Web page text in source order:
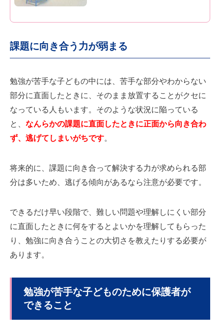
課題に向き合う力が弱まる
勉強が苦手な子どもの中には、苦手な部分やわからない
部分に直面したときに、そのまま放置することがクセに
なっている人もいます。そのような状況に陥っている
と、 なんらかの課題に直面したときに正面から向き合わ
ず、逃げてしまいがちです。
将来的に、課題に向き合って解決する力が求められる部
分は多いため、逃げる傾向があるなら注意が必要です。
できるだけ早い段階で、難しい問題や理解しにくい部分
に直面したときに何をするとよいかを理解してもらった
り、勉強に向き合うことの大切さを教えたりする必要が
あります。
勉強が苦手な子どものために保護者が
できること